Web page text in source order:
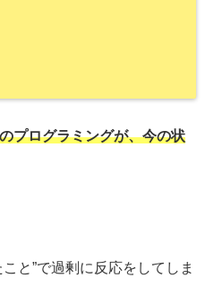
プログラミングが、今の状
と”で過剰に反応をしてしま